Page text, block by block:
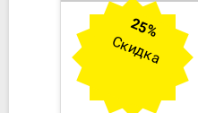
25%
Скидка